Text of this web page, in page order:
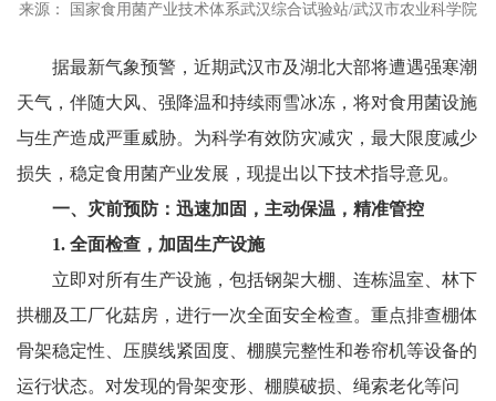
来源： 国家食用菌产业技术体系武汉综合试验站/武汉市农业科学院
据最新气象预警，近期武汉市及湖北大部将遭遇强寒潮
天气，伴随大风、强降温和持续雨雪冰冻，将对食用菌设施
与生产造成严重威胁。为科学有效防灾减灾，最大限度减少
损失，稳定食用菌产业发展，现提出以下技术指导意见。
一、灾前预防：迅速加固，主动保温，精准管控
1. 全面检查，加固生产设施
立即对所有生产设施，包括钢架大棚、连栋温室、林下
拱棚及工厂化菇房，进行一次全面安全检查。重点排查棚体
骨架稳定性、压膜线紧固度、棚膜完整性和卷帘机等设备的
运行状态。对发现的骨架变形、棚膜破损、绳索老化等问